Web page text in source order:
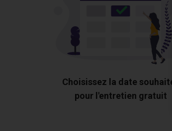
Choisissez la date
pour l'entretien gratuit